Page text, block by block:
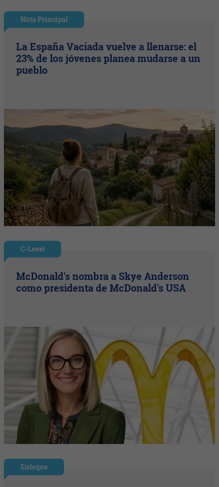
Nota Principal
La España Vaciada vuelve a llenarse: el
23% de los jóvenes planea mudarse a un
pueblo
C-Level
McDonald's nombra a Skye Anderson
como presidenta de McDonald's USA
Enfoque